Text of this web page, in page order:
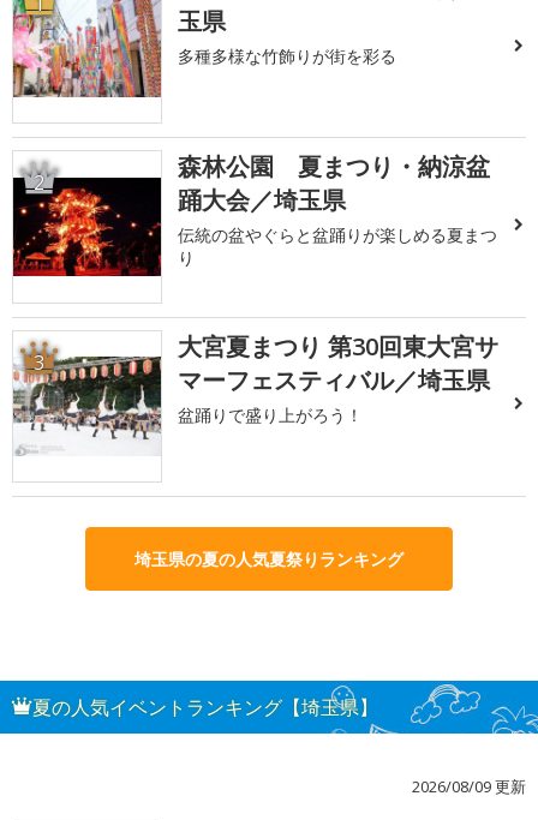
玉県
多種多様な竹飾りが街を彩る
2
森林公園 夏まつり・納涼盆
踊大会／埼玉県
伝統の盆やぐらと盆踊りが楽しめる夏まつ
り
3
大宮夏まつり 第30回東大宮サ
マーフェスティバル／埼玉県
盆踊りで盛り上がろう！
埼玉県の夏の人気夏祭りランキング
夏の人気イベントランキング【埼玉県】
2026/08/09 更新